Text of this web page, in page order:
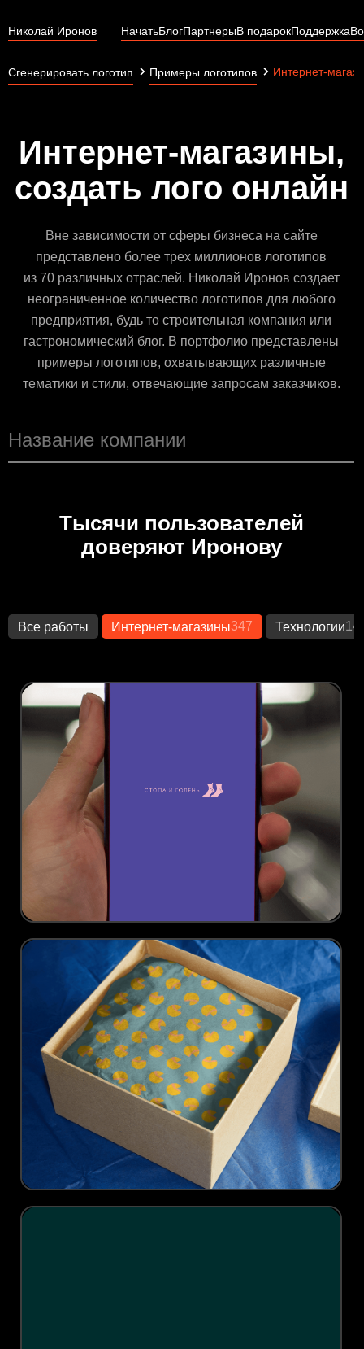
Николай Иронов НачатьБлогПартнерыВ подарокПоддержка
Сгенерировать логотип Примеры логотипов Интернет-
Интернет-магазины,
создать лого онлайн
Вне зависимости от сферы бизнеса на сайте
представлено более трех миллионов логотипов
из 70 различных отраслей. Николай Иронов создает
неограниченное количество логотипов для любого
предприятия, будь то строительная компания или
гастрономический блог. В портфолио представлены
примеры логотипов, охватывающих различные
тематики и стили, отвечающие запросам заказчиков.
Тысячи пользователей
доверяют Иронову
Все работы Интернет-магазины347 Технологии